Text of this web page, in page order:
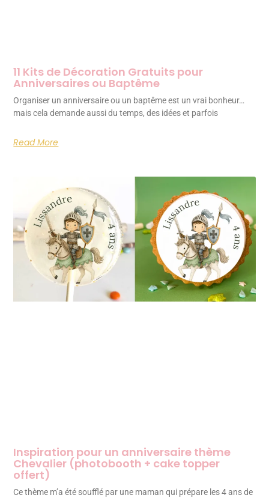
11 Kits de Décoration Gratuits pour
Anniversaires ou Baptême
Organiser un anniversaire ou un baptême est un vrai bonheur…
mais cela demande aussi du temps, des idées et parfois
Read More
Inspiration pour un anniversaire thème
Chevalier (photobooth + cake topper
offert)
Ce thème m’a été soufflé par une maman qui prépare les 4 ans de